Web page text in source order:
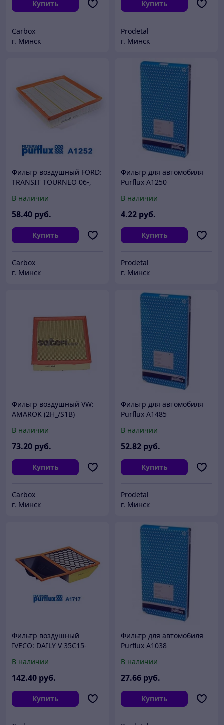
Купить
Carbox
г. Минск
Купить
Prodetal
г. Минск
Фильтр воздушный FORD:
TRANSIT TOURNEO 06-,
автобус 06-, TRANSIT
фургон 06-
В наличии
58.40 руб.
Купить
Carbox
г. Минск
Фильтр для автомобиля
Purflux A1250
В наличии
4.22 руб.
Купить
Prodetal
г. Минск
Фильтр воздушный VW:
AMAROK (2H_/S1B)
tion 10-
В наличии
73.20 руб.
Купить
Carbox
г. Минск
Фильтр для автомобиля
Purflux A1485
В наличии
52.82 руб.
Купить
Prodetal
г. Минск
Фильтр воздушный
IVECO: DAILY V 35C15-
33/150-72/140 3.0D 16-,
DAILY CITYS 50C 14-,
В наличии
142.40 руб.
Купить
Фильтр для автомобиля
Purflux A1038
В наличии
27.66 руб.
Купить